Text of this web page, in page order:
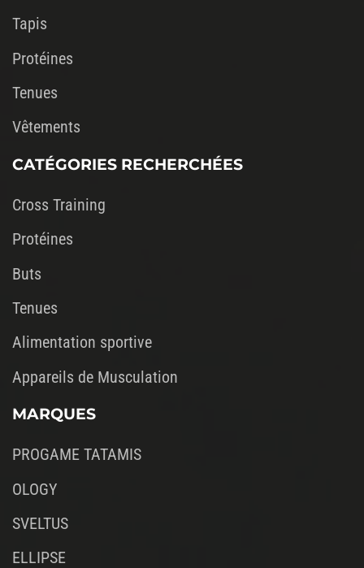
Tapis
Protéines
Tenues
Vêtements
CATÉGORIES RECHERCHÉES
Cross Training
Protéines
Buts
Tenues
Alimentation sportive
Appareils de Musculation
MARQUES
PROGAME TATAMIS
OLOGY
SVELTUS
ELLIPSE